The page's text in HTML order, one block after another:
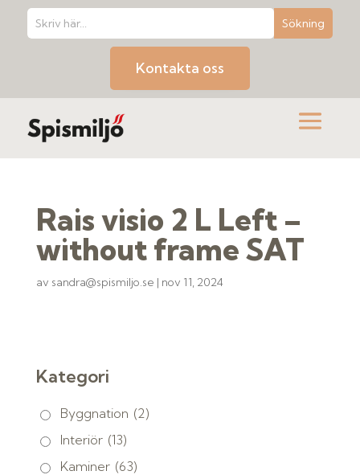
Kontakta oss
Rais visio 2 L Left –
without frame SAT
av sandra@spismiljo.se | nov 11, 2024
Kategori
Byggnation (2)
Interiör (13)
Kaminer (63)